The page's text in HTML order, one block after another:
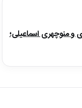
منوچهری اسماعیلی؛